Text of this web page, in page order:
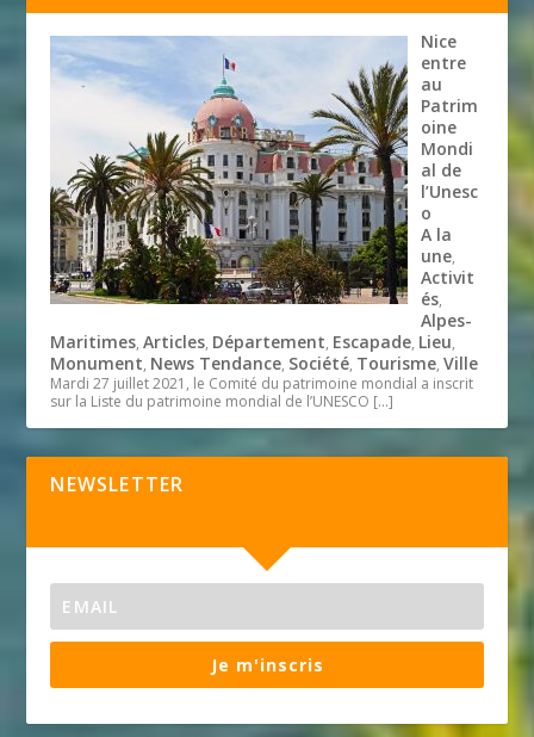
Nice
entre
au
Patrim
oine
Mondi
al de
l’Unesc
o
A la
une,
Activit
és,
Alpes-
Maritimes,Articles, Département, Escapade, Lieu,
Monument, News Tendance, Société, Tourisme,Ville
Mardi 27 juillet 2021, le Comité du patrimoine mondial a inscrit
sur la Liste du patrimoine mondial de l’UNESCO […]
NEWSLETTER
Je m'inscris